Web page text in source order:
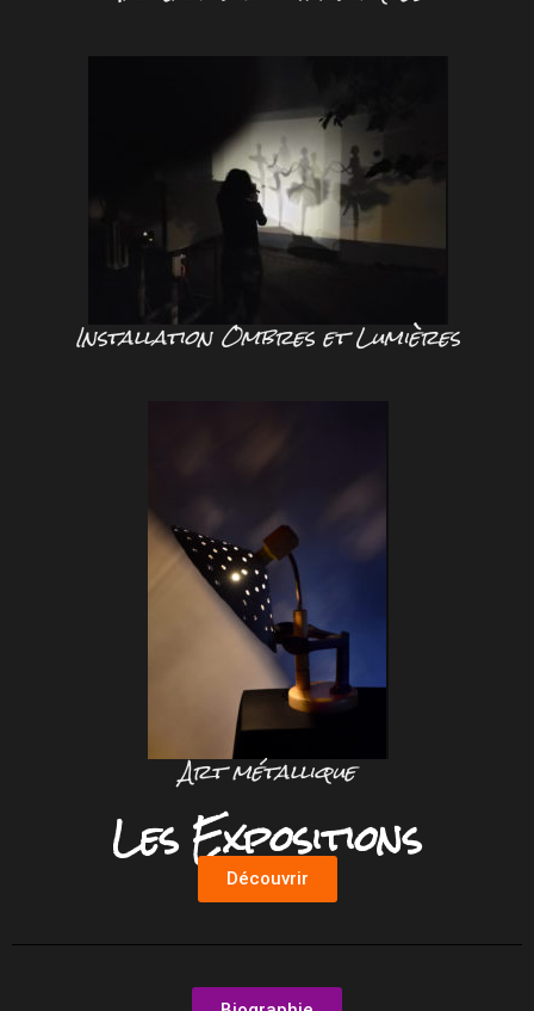
Installation Ombres et Lumières
Art métallique
Les Expositions
Découvrir